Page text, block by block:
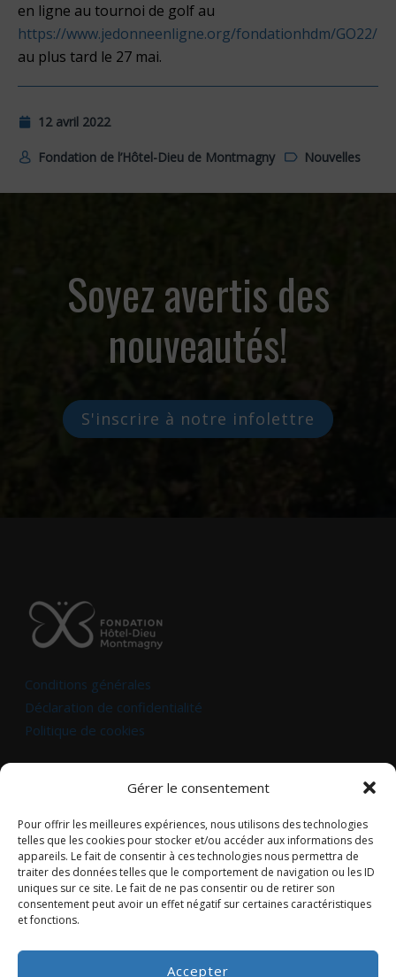
Gérer le consentement
Pour offrir les meilleures expériences, nous utilisons des technologies
telles que les cookies pour stocker et/ou accéder aux informations des
appareils. Le fait de consentir à ces technologies nous permettra de
traiter des données telles que le comportement de navigation ou les ID
uniques sur ce site. Le fait de ne pas consentir ou de retirer son
consentement peut avoir un effet négatif sur certaines caractéristiques
et fonctions.
Accepter
en ligne au tournoi de golf au
https://www.jedonneenligne.org/fondationhdm/GO22/
au plus tard le 27 mai.
12 avril 2022
Fondation de l’Hôtel-Dieu de Montmagny Nouvelles
Soyez avertis des
nouveautés!
S'inscrire à notre infolettre
Conditions générales
Déclaration de confidentialité
Politique de cookies
Pour nous joindre :
350, boul. Taché Ouest
Montmagny (Québec) G5V 3R8
Téléphone :418-248-0630poste : 24444
Heures d’ouverture : sur rendez-vous